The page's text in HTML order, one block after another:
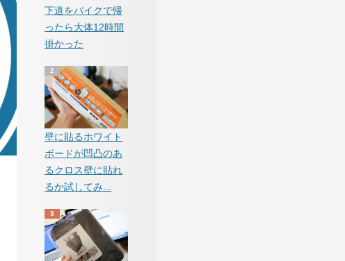
下道をバイクで帰
ったら大体12時間
掛かった
壁に貼るホワイト
ボードが凹凸のあ
るクロス壁に貼れ
るか試してみ...